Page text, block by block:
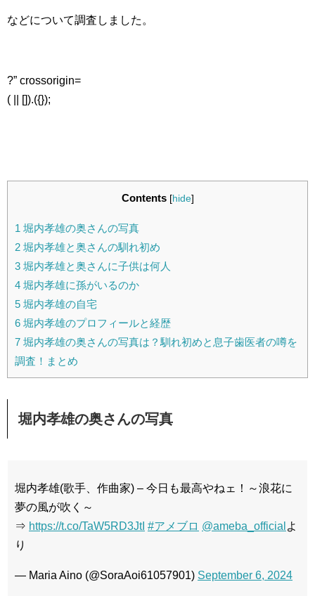
などについて調査しました。
?” crossorigin=
( || []).({});
Contents [hide]
1 堀内孝雄の奥さんの写真
2 堀内孝雄と奥さんの馴れ初め
3 堀内孝雄と奥さんに子供は何人
4 堀内孝雄に孫がいるのか
5 堀内孝雄の自宅
6 堀内孝雄のプロフィールと経歴
7 堀内孝雄の奥さんの写真は？馴れ初めと息子歯医者の噂を
調査！まとめ
堀内孝雄の奥さんの写真
堀内孝雄(歌手、作曲家) – 今日も最高やねェ！～浪花に
夢の風が吹く～
⇒ https://t.co/TaW5RD3JtI #アメブロ @ameba_official よ
り
— Maria Aino (@SoraAoi61057901) September 6, 2024